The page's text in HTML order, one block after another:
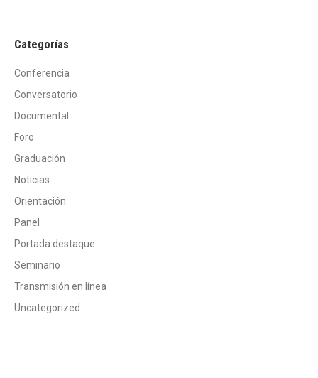
Categorías
Conferencia
Conversatorio
Documental
Foro
Graduación
Noticias
Orientación
Panel
Portada destaque
Seminario
Transmisión en línea
Uncategorized